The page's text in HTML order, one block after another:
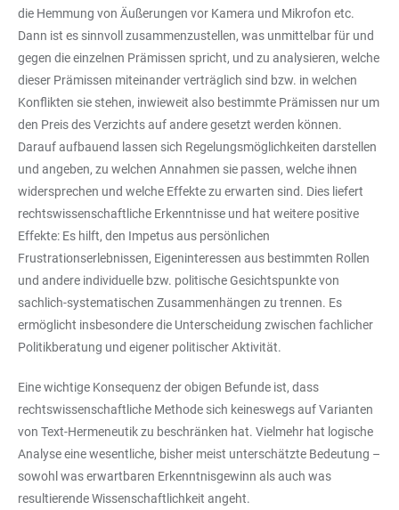
die Hemmung von Äußerungen vor Kamera und Mikrofon etc.
Dann ist es sinnvoll zusammenzustellen, was unmittelbar für und
gegen die einzelnen Prämissen spricht, und zu analysieren, welche
dieser Prämissen miteinander verträglich sind bzw. in welchen
Konflikten sie stehen, inwieweit also bestimmte Prämissen nur um
den Preis des Verzichts auf andere gesetzt werden können.
Darauf aufbauend lassen sich Regelungsmöglichkeiten darstellen
und angeben, zu welchen Annahmen sie passen, welche ihnen
widersprechen und welche Effekte zu erwarten sind. Dies liefert
rechtswissenschaftliche Erkenntnisse und hat weitere positive
Effekte: Es hilft, den Impetus aus persönlichen
Frustrationserlebnissen, Eigeninteressen aus bestimmten Rollen
und andere individuelle bzw. politische Gesichtspunkte von
sachlich-systematischen Zusammenhängen zu trennen. Es
ermöglicht insbesondere die Unterscheidung zwischen fachlicher
Politikberatung und eigener politischer Aktivität.
Eine wichtige Konsequenz der obigen Befunde ist, dass
rechtswissenschaftliche Methode sich keineswegs auf Varianten
von Text-Hermeneutik zu beschränken hat. Vielmehr hat logische
Analyse eine wesentliche, bisher meist unterschätzte Bedeutung –
sowohl was erwartbaren Erkenntnisgewinn als auch was
resultierende Wissenschaftlichkeit angeht.